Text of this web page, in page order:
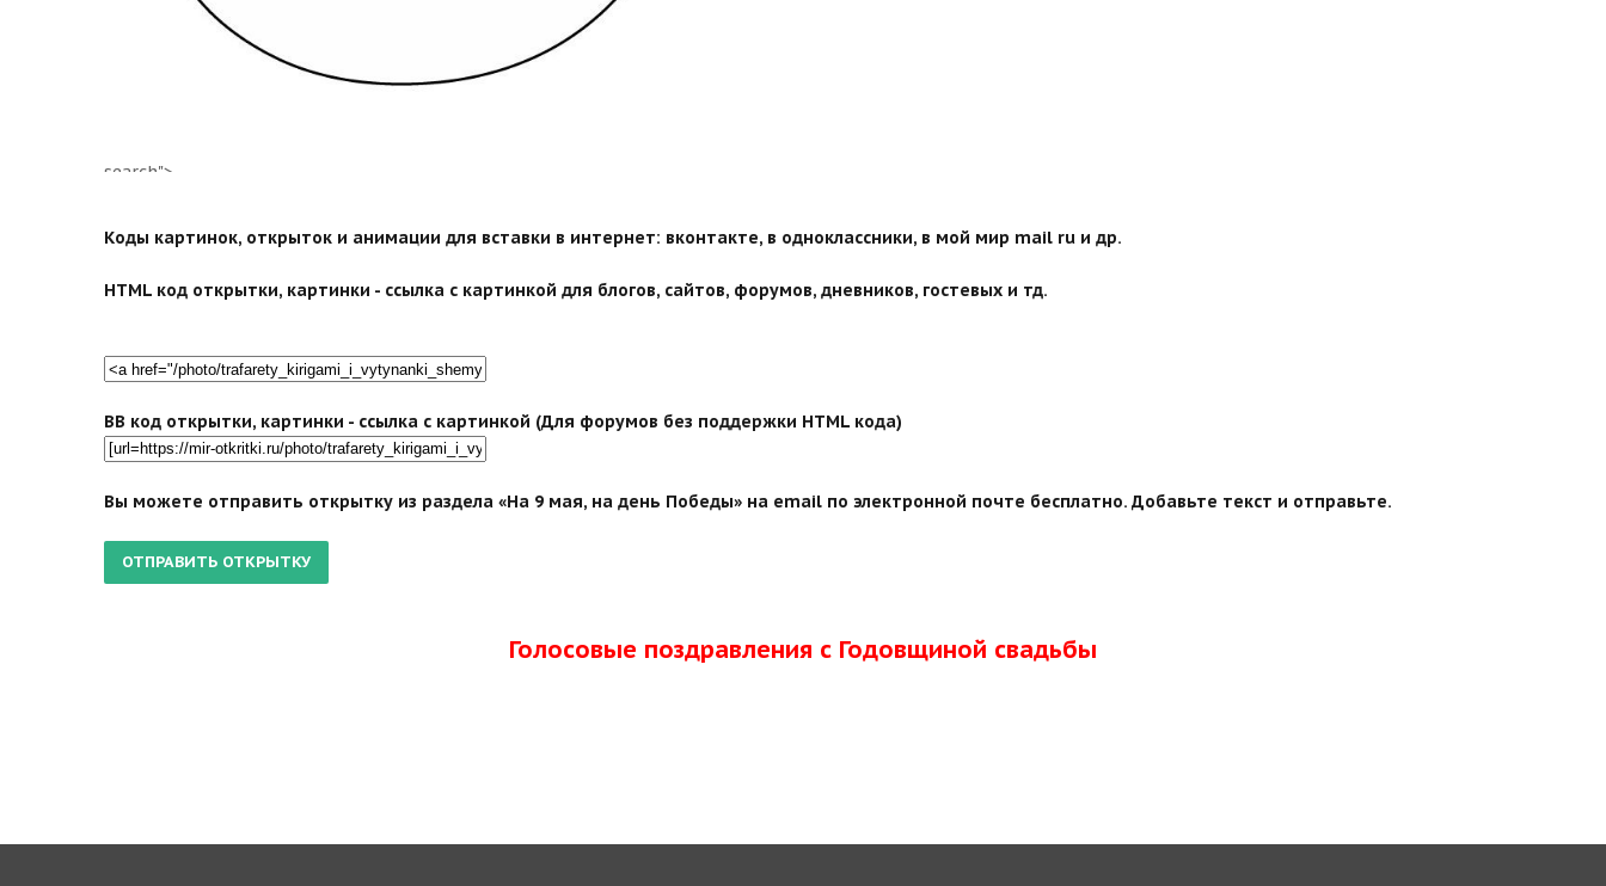
search">
Коды картинок, открыток и анимации для вставки в интернет: вконтакте, в одноклассники, в мой мир mail ru и др.
HTML код открытки, картинки - ссылка с картинкой для блогов, сайтов, форумов, дневников, гостевых и тд.
BB код открытки, картинки - ссылка с картинкой (Для форумов без поддержки HTML кода)
Вы можете отправить открытку из раздела «На 9 мая, на день Победы» на email по электронной почте бесплатно. Добавьте текст и отправьте.
Голосовые поздравления с Годовщиной свадьбы